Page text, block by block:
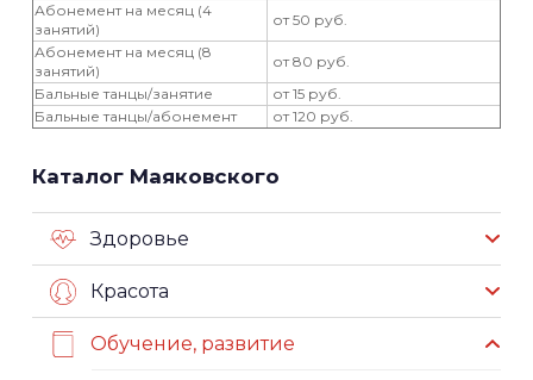
Абонемент на месяц (4
занятий)
от 50 руб.
Абонемент на месяц (8
занятий)
от 80 руб.
Бальные танцы/занятие
от 15 руб.
Бальные танцы/абонемент
от 120 руб.
Каталог Маяковского
Здоровье
Красота
Обучение, развитие